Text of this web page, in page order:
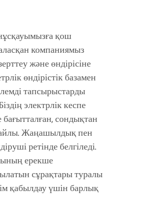
қош
компаниямыз
және өндірісіне
өндірістік базамен
тапсырыстарды
электрлік кеспе
сондықтан
Жаңашылдық пен
ретінде белгіледі.
ерекше
сұрақтары туралы
қабылдау үшін барлық